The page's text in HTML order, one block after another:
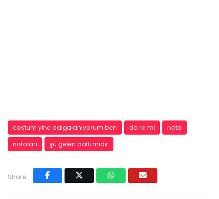
coştum yine dalgalanıyorum ben do re mi
nota
notaları
şu gelen aatlı mıdır
Share: